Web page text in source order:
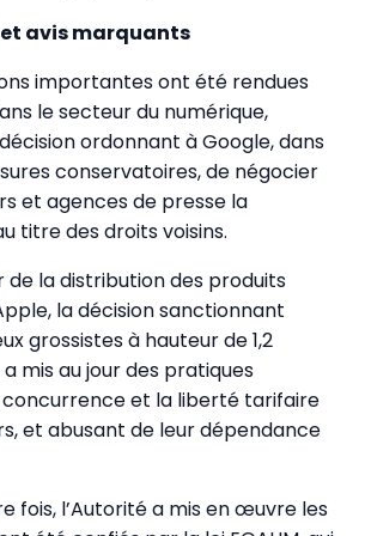
et avis marquants
importantes ont été rendues
le secteur du numérique,
ordonnant à Google, dans
conservatoires, de négocier
et agences de presse la
titre des droits voisins.
de la distribution des produits
la décision sanctionnant
grossistes à hauteur de 1,2
a mis au jour des pratiques
et la liberté tarifaire
et abusant de leur dépendance
fois, l’Autorité a mis en œuvre les